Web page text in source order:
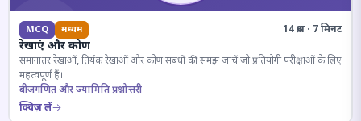
MCQ मध्यम 14 प्रश्न · 7 मिनट
रेखाएं और कोण
समानांतर रेखाओं, तिर्यक रेखाओं और कोण संबंधों की समझ जांचें जो प्रतियोगी परीक्षाओं के लिए
महत्वपूर्ण हैं।
बीजगणित और ज्यामिति प्रश्नोत्तरी
क्विज़ लें